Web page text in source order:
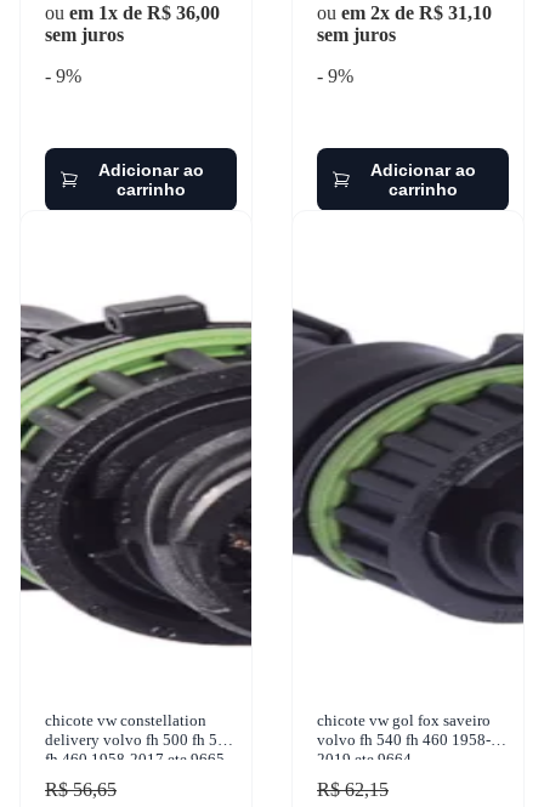
ou em 1x de R$ 36,00
sem juros
- 9%
Adicionar ao
carrinho
ou em 2x de R$ 31,10
sem juros
- 9%
Adicionar ao
carrinho
chicote vw constellation
delivery volvo fh 500 fh 540
fh 460 1958-2017 ete 9665
R$ 56,65
chicote vw gol fox saveiro
volvo fh 540 fh 460 1958-
2019 ete 9664
R$ 62,15